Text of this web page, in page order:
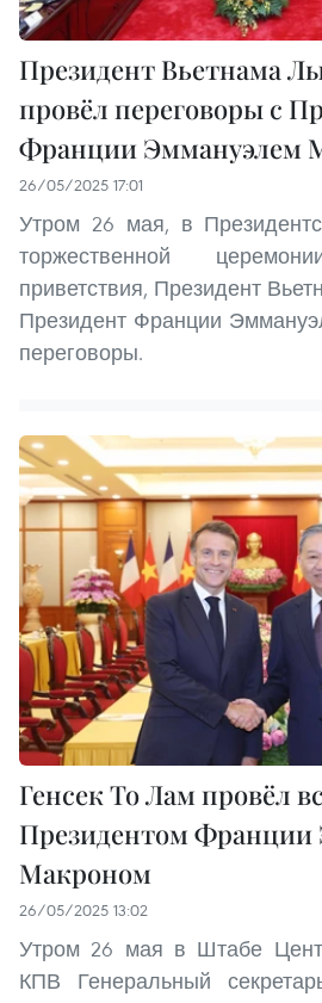
Президент Вьетнама
провёл переговоры с
Франции Эммануэлем
26/05/2025 17:01
Утром 26 мая, в
торжественной
приветствия, Президент
Президент Франции
переговоры.
Генсек То Лам провёл
Президентом Франции
Макроном
26/05/2025 13:02
Утром 26 мая в Штабе
КПВ Генеральный